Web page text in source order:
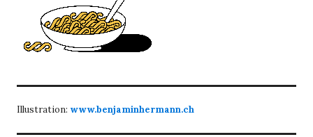
Illustration: www.benjaminhermann.ch